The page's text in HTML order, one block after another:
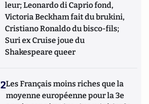
leur; Leonardo di Caprio fond,
Victoria Beckham fait du brukini,
Cristiano Ronaldo du bisco-fils;
Suri ex Cruise joue du
Shakespeare queer
2Les Français moins riches que la
moyenne européenne pour la 3e